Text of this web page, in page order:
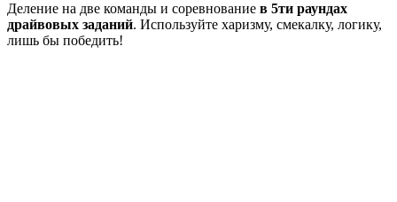
Деление на две команды и соревнование в 5ти раундах
драйвовых заданий. Используйте харизму, смекалку, логику,
лишь бы победить!